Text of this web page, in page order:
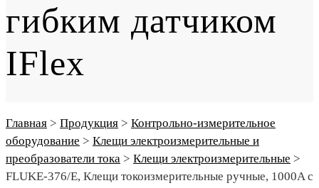
гибким датчиком
IFlex
Главная > Продукция > Контрольно-измерительное
оборудование > Клещи электроизмерительные и
преобразователи тока > Клещи электроизмерительные >
FLUKE-376/E, Клещи токоизмерительные ручные, 1000A с